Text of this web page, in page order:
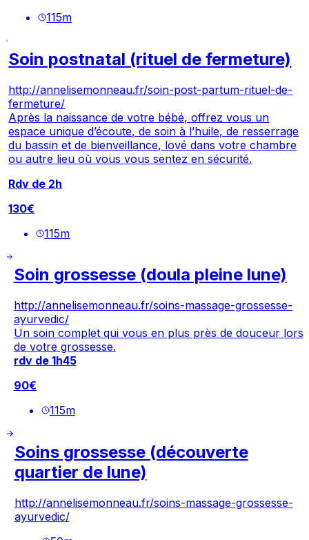
115m
Soin postnatal (rituel de fermeture)
http://annelisemonneau.fr/soin-post-partum-rituel-de-
fermeture/
Après la naissance de votre bébé, offrez vous un
espace unique d’écoute, de soin à l’huile, de resserrage
du bassin et de bienveillance, lové dans votre chambre
ou autre lieu où vous vous sentez en sécurité.
Rdv de 2h
130€
115m
Soin grossesse (doula pleine lune)
http://annelisemonneau.fr/soins-massage-grossesse-
ayurvedic/
Un soin complet qui vous en plus près de douceur lors
de votre grossesse.
rdv de 1h45
90€
115m
Soins grossesse (découverte
quartier de lune)
http://annelisemonneau.fr/soins-massage-grossesse-
ayurvedic/